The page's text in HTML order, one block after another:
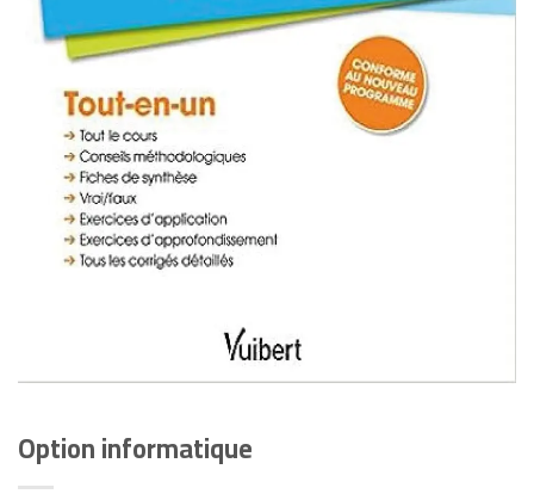
Option informatique